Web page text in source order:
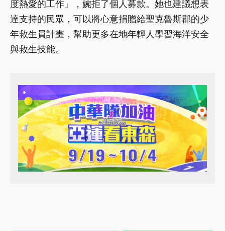
度熱愛的工作」，婉拒了個人募款。她也建議想表
達支持的民眾，可以將心意捐贈給聖克魯斯郡的少
年救生員計畫，幫助更多在地年輕人學習海洋安全
與救生技能。